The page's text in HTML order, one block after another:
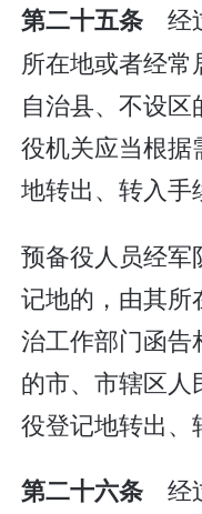
第二十五条经
所在地或者经常
自治县、不设
役机关应当根据
地转出、转入手
预备役人员经军
记地的，由其所
治工作部门函告
的市、市辖区
役登记地转出、
第二十六条经